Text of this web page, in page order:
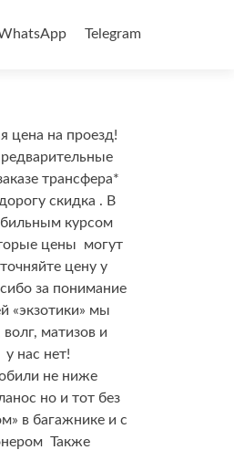
Telegram
цена на проезд!
трансфера*
скидка . В
курсом
цены могут
цену у
за понимание
мы
волг, матизов и
у нас нет!
не ниже
но и тот без
в багажнике и с
Также